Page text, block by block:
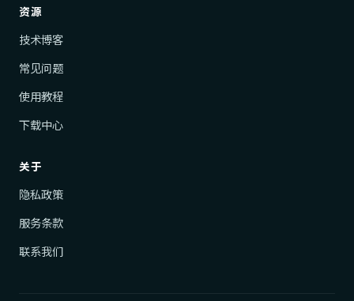
资源
技术博客
常见问题
使用教程
下载中心
关于
隐私政策
服务条款
联系我们